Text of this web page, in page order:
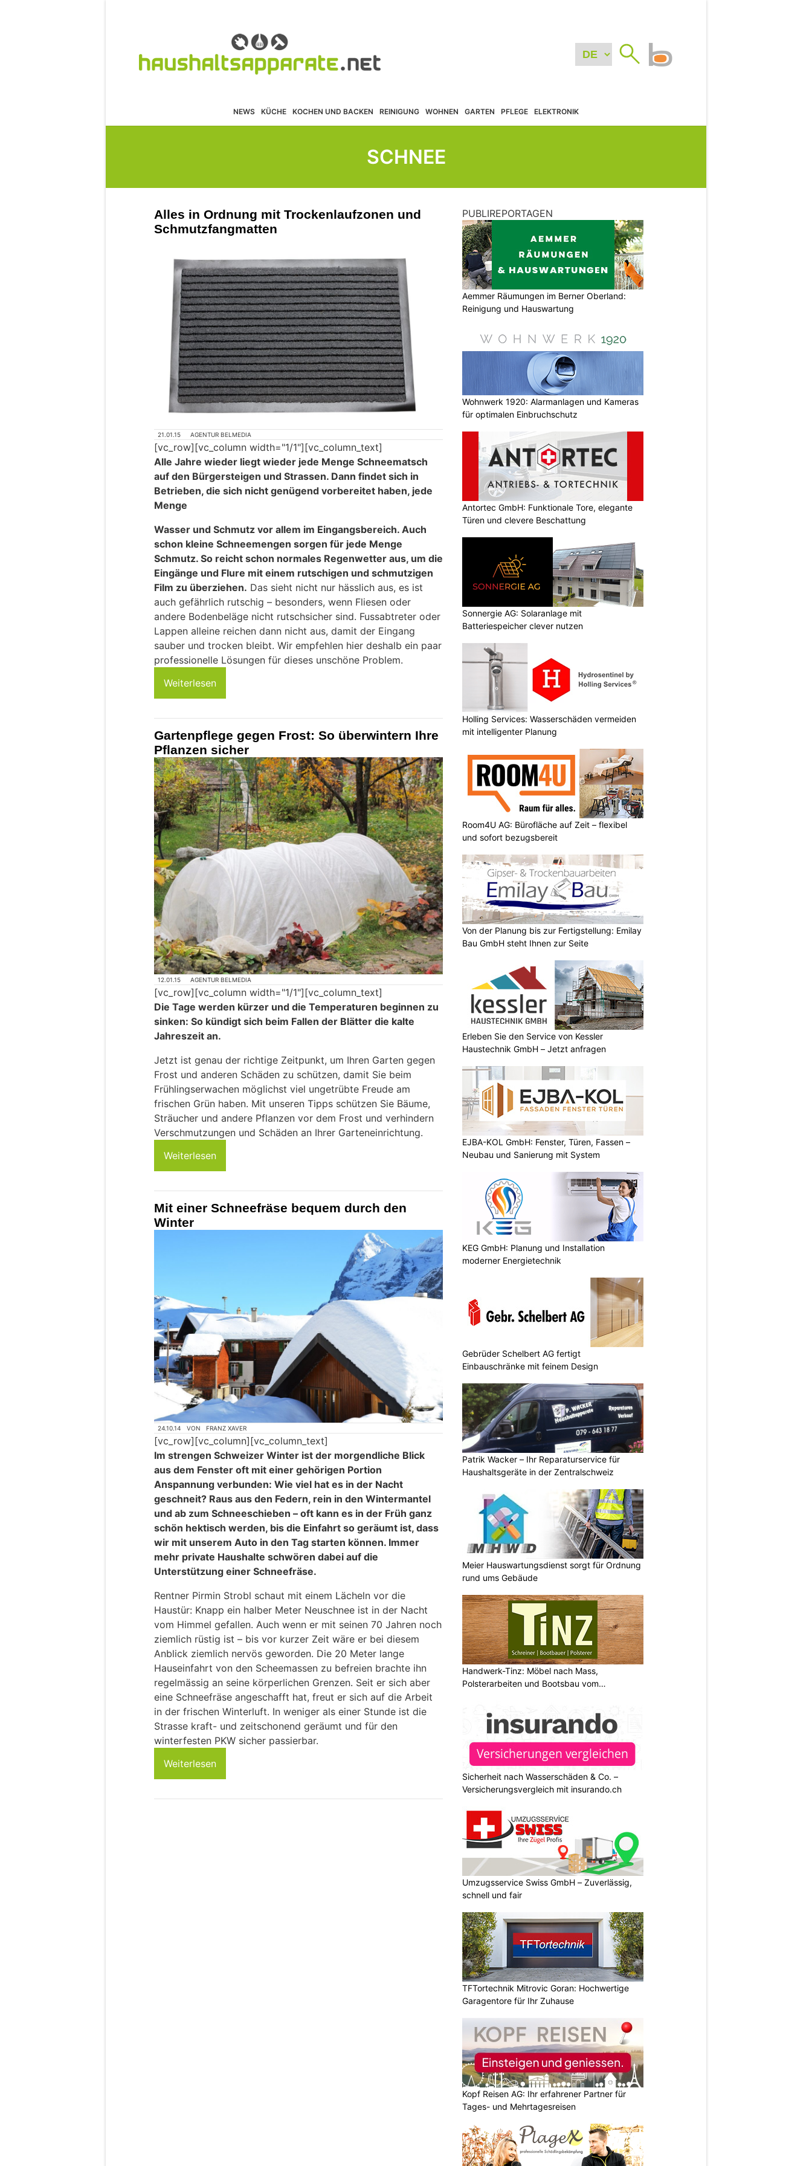
NEWS KÜCHE KOCHEN UND BACKEN REINIGUNG WOHNEN GARTEN PFLEGE ELEKTRONIK
SCHNEE
Alles in Ordnung mit Trockenlaufzonen und
Schmutzfangmatten
21.01.15 AGENTUR BELMEDIA
[vc_row][vc_column width="1/1"][vc_column_text]
Alle Jahre wieder liegt wieder jede Menge Schneematsch
auf den Bürgersteigen und Strassen. Dann findet sich in
Betrieben, die sich nicht genügend vorbereitet haben, jede
Menge
Wasser und Schmutz vor allem im Eingangsbereich. Auch
schon kleine Schneemengen sorgen für jede Menge
Schmutz. So reicht schon normales Regenwetter aus, um die
Eingänge und Flure mit einem rutschigen und schmutzigen
Film zu überziehen. Das sieht nicht nur hässlich aus, es ist
auch gefährlich rutschig – besonders, wenn Fliesen oder
andere Bodenbeläge nicht rutschsicher sind. Fussabtreter oder
Lappen alleine reichen dann nicht aus, damit der Eingang
sauber und trocken bleibt. Wir empfehlen hier deshalb ein paar
professionelle Lösungen für dieses unschöne Problem.
Weiterlesen
Gartenpflege gegen Frost: So überwintern Ihre
Pflanzen sicher
12.01.15 AGENTUR BELMEDIA
[vc_row][vc_column width="1/1"][vc_column_text]
Die Tage werden kürzer und die Temperaturen beginnen zu
sinken: So kündigt sich beim Fallen der Blätter die kalte
Jahreszeit an.
Jetzt ist genau der richtige Zeitpunkt, um Ihren Garten gegen
Frost und anderen Schäden zu schützen, damit Sie beim
Frühlingserwachen möglichst viel ungetrübte Freude am
frischen Grün haben. Mit unseren Tipps schützen Sie Bäume,
Sträucher und andere Pflanzen vor dem Frost und verhindern
Verschmutzungen und Schäden an Ihrer Garteneinrichtung.
Weiterlesen
Mit einer Schneefräse bequem durch den
Winter
24.10.14 VON FRANZ XAVER
[vc_row][vc_column][vc_column_text]
Im strengen Schweizer Winter ist der morgendliche Blick
aus dem Fenster oft mit einer gehörigen Portion
Anspannung verbunden: Wie viel hat es in der Nacht
geschneit? Raus aus den Federn, rein in den Wintermantel
und ab zum Schneeschieben – oft kann es in der Früh ganz
schön hektisch werden, bis die Einfahrt so geräumt ist, dass
wir mit unserem Auto in den Tag starten können. Immer
mehr private Haushalte schwören dabei auf die
Unterstützung einer Schneefräse.
Rentner Pirmin Strobl schaut mit einem Lächeln vor die
Haustür: Knapp ein halber Meter Neuschnee ist in der Nacht
vom Himmel gefallen. Auch wenn er mit seinen 70 Jahren noch
ziemlich rüstig ist – bis vor kurzer Zeit wäre er bei diesem
Anblick ziemlich nervös geworden. Die 20 Meter lange
Hauseinfahrt von den Scheemassen zu befreien brachte ihn
regelmässig an seine körperlichen Grenzen. Seit er sich aber
eine Schneefräse angeschafft hat, freut er sich auf die Arbeit
in der frischen Winterluft. In weniger als einer Stunde ist die
Strasse kraft- und zeitschonend geräumt und für den
winterfesten PKW sicher passierbar.
Weiterlesen
PUBLIREPORTAGEN
Aemmer Räumungen im Berner Oberland:
Reinigung und Hauswartung
Wohnwerk 1920: Alarmanlagen und Kameras
für optimalen Einbruchschutz
Antortec GmbH: Funktionale Tore, elegante
Türen und clevere Beschattung
Sonnergie AG: Solaranlage mit
Batteriespeicher clever nutzen
Holling Services: Wasserschäden vermeiden
mit intelligenter Planung
Room4U AG: Bürofläche auf Zeit – flexibel
und sofort bezugsbereit
Von der Planung bis zur Fertigstellung: Emilay
Bau GmbH steht Ihnen zur Seite
Erleben Sie den Service von Kessler
Haustechnik GmbH – Jetzt anfragen
EJBA-KOL GmbH: Fenster, Türen, Fassen –
Neubau und Sanierung mit System
KEG GmbH: Planung und Installation
moderner Energietechnik
Gebrüder Schelbert AG fertigt
Einbauschränke mit feinem Design
Patrik Wacker – Ihr Reparaturservice für
Haushaltsgeräte in der Zentralschweiz
Meier Hauswartungsdienst sorgt für Ordnung
rund ums Gebäude
Handwerk-Tinz: Möbel nach Mass,
Polsterarbeiten und Bootsbau vom
Sicherheit nach Wasserschäden & Co. –
Versicherungsvergleich mit insurando.ch
Umzugsservice Swiss GmbH – Zuverlässig,
schnell und fair
TFTortechnik Mitrovic Goran: Hochwertige
Garagentore für Ihr Zuhause
Kopf Reisen AG: Ihr erfahrener Partner für
Tages- und Mehrtagesreisen